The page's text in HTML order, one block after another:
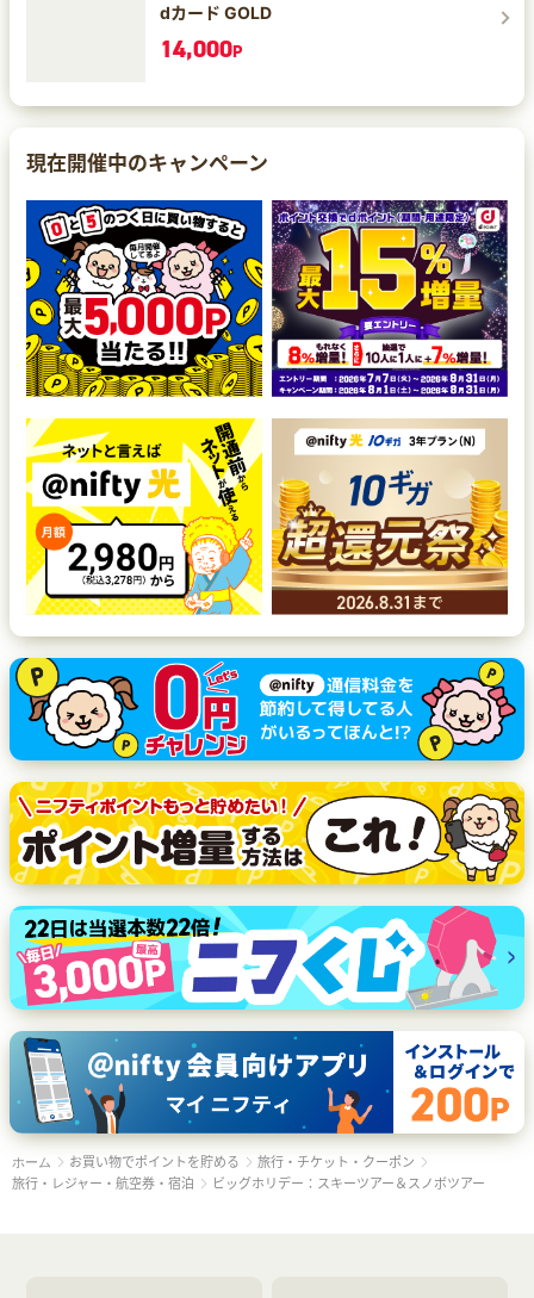
dカード GOLD
14,000P
現在開催中のキャンペーン
ホーム お買い物でポイントを貯める
旅行・チケット・クーポン
旅行・レジャー・航空券・宿泊
ビッグホリデー：スキーツアー＆スノボツアー